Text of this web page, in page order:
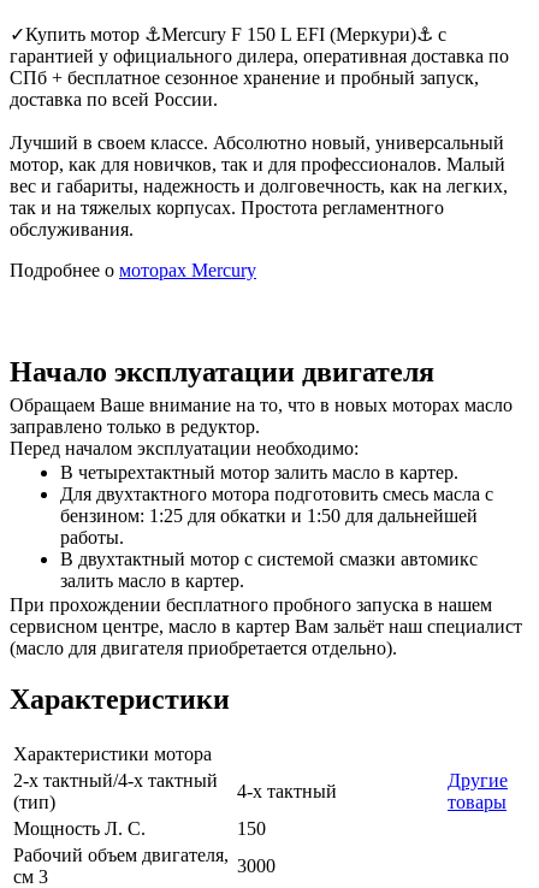
✓Купить мотор ⚓Mercury F 150 L EFI (Меркури)⚓ с
гарантией у официального дилера, оперативная доставка по
СПб + бесплатное сезонное хранение и пробный запуск,
доставка по всей России.
Лучший в своем классе. Абсолютно новый, универсальный
мотор, как для новичков, так и для профессионалов. Малый
вес и габариты, надежность и долговечность, как на легких,
так и на тяжелых корпусах. Простота регламентного
обслуживания.
Подробнее о моторах Mercury
Начало эксплуатации двигателя
Обращаем Ваше внимание на то, что в новых моторах масло
заправлено только в редуктор.
Перед началом эксплуатации необходимо:
В четырехтактный мотор залить масло в картер.
Для двухтактного мотора подготовить смесь масла с
бензином: 1:25 для обкатки и 1:50 для дальнейшей
работы.
В двухтактный мотор с системой смазки автомикс
залить масло в картер.
При прохождении бесплатного пробного запуска в нашем
сервисном центре, масло в картер Вам зальёт наш специалист
(масло для двигателя приобретается отдельно).
Характеристики
Характеристики мотора
2-х тактный/4-х тактный
(тип)
4-х тактный
Другие
товары
Мощность Л. С.
150
Рабочий объем двигателя,
см 3
3000